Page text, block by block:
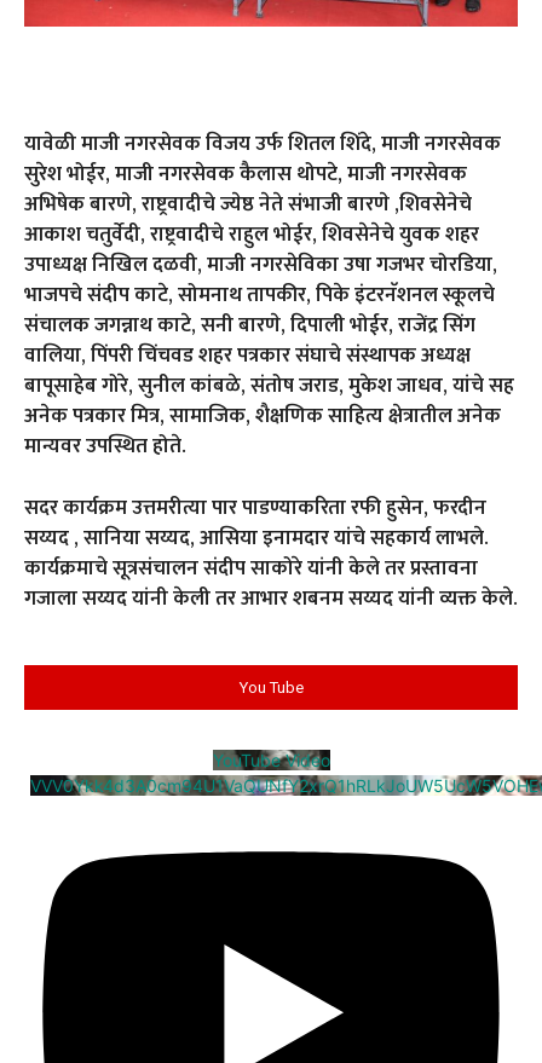
यावेळी माजी नगरसेवक विजय उर्फ शितल शिंदे, माजी नगरसेवक
सुरेश भोईर, माजी नगरसेवक कैलास थोपटे, माजी नगरसेवक
अभिषेक बारणे, राष्ट्रवादीचे ज्येष्ठ नेते संभाजी बारणे ,शिवसेनेचे
आकाश चतुर्वेदी, राष्ट्रवादीचे राहुल भोईर, शिवसेनेचे युवक शहर
उपाध्यक्ष निखिल दळवी, माजी नगरसेविका उषा गजभर चोरडिया,
भाजपचे संदीप काटे, सोमनाथ तापकीर, पिके इंटरनॅशनल स्कूलचे
संचालक जगन्नाथ काटे, सनी बारणे, दिपाली भोईर, राजेंद्र सिंग
वालिया, पिंपरी चिंचवड शहर पत्रकार संघाचे संस्थापक अध्यक्ष
बापूसाहेब गोरे, सुनील कांबळे, संतोष जराड, मुकेश जाधव, यांचे सह
अनेक पत्रकार मित्र, सामाजिक, शैक्षणिक साहित्य क्षेत्रातील अनेक
मान्यवर उपस्थित होते.
सदर कार्यक्रम उत्तमरीत्या पार पाडण्याकरिता रफी हुसेन, फरदीन
सय्यद , सानिया सय्यद, आसिया इनामदार यांचे सहकार्य लाभले.
कार्यक्रमाचे सूत्रसंचालन संदीप साकोरे यांनी केले तर प्रस्तावना
गजाला सय्यद यांनी केली तर आभार शबनम सय्यद यांनी व्यक्त केले.
You Tube
YouTube Video